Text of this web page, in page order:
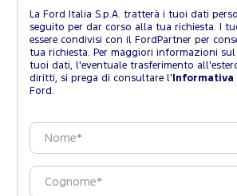
La Ford Italia S.p.A. tratterà i tuoi dati
seguito per dar corso alla tua richiesta. I
essere condivisi con il FordPartner per
tua richiesta. Per maggiori informazioni
tuoi dati, l'eventuale trasferimento
diritti, si prega di consultare l' Informativa
Ford.